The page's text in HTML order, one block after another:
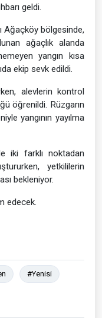
geldi.
Ağaçköy bölgesinde,
ağaçlık alanda
yangın kısa
ekip sevk edildi.
alevlerin kontrol
öğrenildi. Rüzgarın
yangının yayılma
iki farklı noktadan
yetkililerin
bekleniyor.
edecek.
#Yenisi